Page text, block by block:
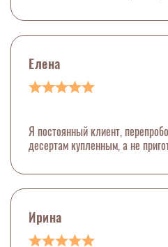
Елена
Я постоянный клиент,
десертам купленным, а не
Ирина